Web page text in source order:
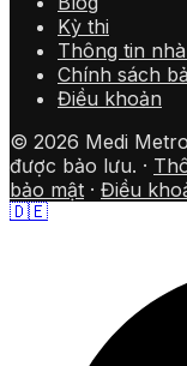
Kỳ thi
Thông tin
Chính sách
Điều khoản
© 2026 Medi
được bảo lưu. ·
bảo mật · Điều
🇩🇪